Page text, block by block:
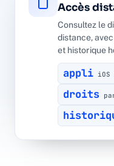
Accès
Consultez le
distance,
et historique
appli
droits